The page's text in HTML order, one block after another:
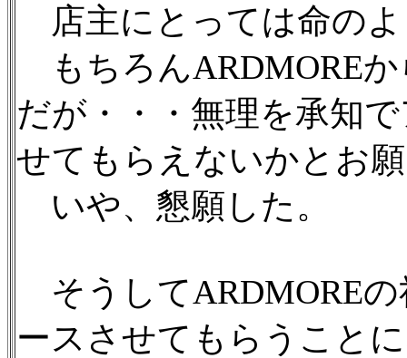
店主にとっては命の
もちろんARDMORE
だが・・・無理を承知
せてもらえないかとお
いや、懇願した。
そうしてARDMORE
ースさせてもらうこと